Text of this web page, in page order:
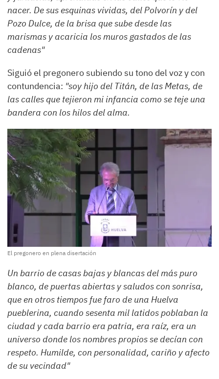
nacer. De sus esquinas vividas, del Polvorín y del
Pozo Dulce, de la brisa que sube desde las
marismas y acaricia los muros gastados de las
cadenas"
Siguió el pregonero subiendo su tono del voz y con
contundencia: "soy hijo del Titán, de las Metas, de
las calles que tejieron mi infancia como se teje una
bandera con los hilos del alma.
El pregonero en plena disertación
Un barrio de casas bajas y blancas del más puro
blanco, de puertas abiertas y saludos con sonrisa,
que en otros tiempos fue faro de una Huelva
pueblerina, cuando sesenta mil latidos poblaban la
ciudad y cada barrio era patria, era raíz, era un
universo donde los nombres propios se decían con
respeto. Humilde, con personalidad, cariño y afecto
de su vecindad"